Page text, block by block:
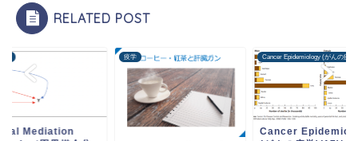
RELATED POST
Mediation
疫学 Cancer Epidemiology (がんの疫学)
Cancer